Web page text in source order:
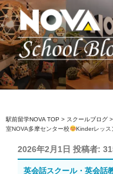
コ
ン
テ
ン
ツ
へ
ス
ッ
プ
駅前留学
英会話スクール・英会話教室
駅前留学NOVA TOP > スクールブログ >
室NOVA多摩センター校
Kinderレッス
投
稿
2026年2月1日 投稿者:
英会話スクール・英会話